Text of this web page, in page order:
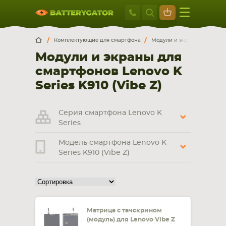
Москва
+7 495 414
Москва
г. Москва, ул. Ткацкая, 5с3 (м. Семеновская)
5 мин. ходьбы от ст.м. “Семеновская”
+7 495 414 28 59
9:00-21:00
смартфона, планшета
Комплектующие для смартфона Модули и экраны для
Модули и экраны для
смартфонов Lenovo K
Series K910 (Vibe Z)
Серия смартфона Lenovo K
Series
Модель смартфона Lenovo K
Series K910 (Vibe Z)
Матрица с тачскрином
(модуль) для Lenovo Vibe Z